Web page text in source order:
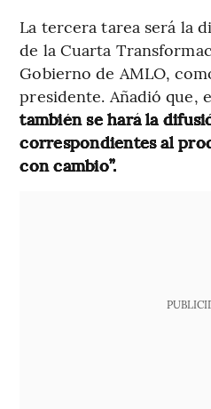
La tercera tarea será la
de la Cuarta
Gobierno de AMLO,
presidente. Añadió que,
también se hará la
correspondientes al
con cambio”.